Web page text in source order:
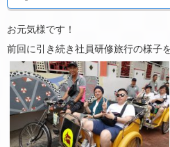
お元気様です！
前回に引き続き社員研修旅行の様子